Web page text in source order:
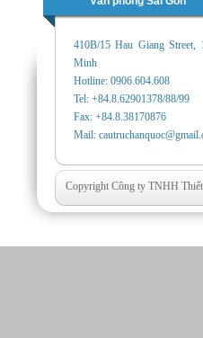
410B/15 Hau Giang
Minh
Hotline: 0906.604.608
Tel: +84.8.62901378/88/99
Fax: +84.8.38170876
Mail:
Copyright Công ty TNHH